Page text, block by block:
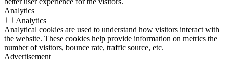
Analytics
Analytics
Analytical cookies are used to understand how visitors interact with
the website. These cookies help provide information on metrics the
number of visitors, bounce rate, traffic source, etc.
Advertisement